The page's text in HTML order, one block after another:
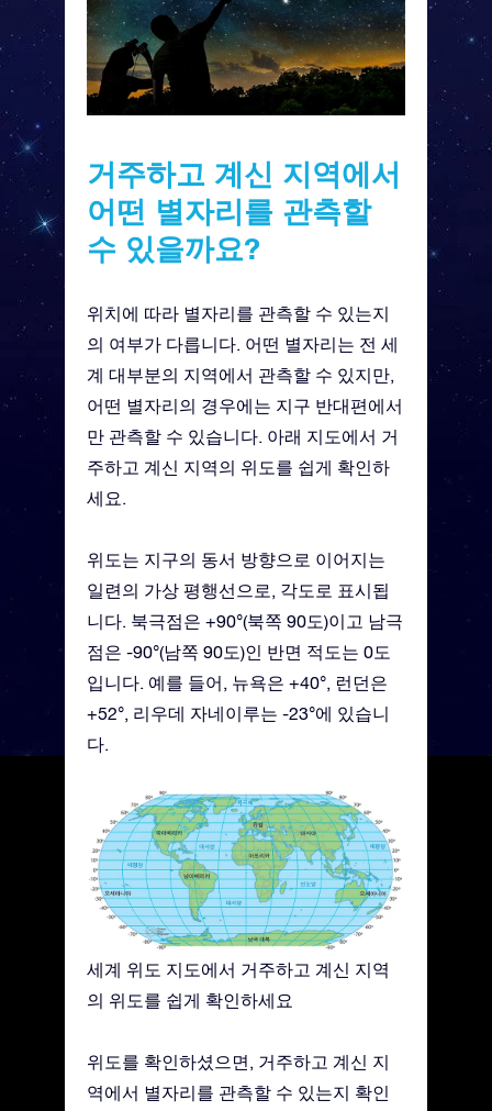
거주하고 계신 지역에서
어떤 별자리를 관측할
수 있을까요?
위치에 따라 별자리를 관측할 수 있는지
의 여부가 다릅니다. 어떤 별자리는 전 세
계 대부분의 지역에서 관측할 수 있지만,
어떤 별자리의 경우에는 지구 반대편에서
만 관측할 수 있습니다. 아래 지도에서 거
주하고 계신 지역의 위도를 쉽게 확인하
세요.
위도는 지구의 동서 방향으로 이어지는
일련의 가상 평행선으로, 각도로 표시됩
니다. 북극점은 +90°(북쪽 90도)이고 남극
점은 -90°(남쪽 90도)인 반면 적도는 0도
입니다. 예를 들어, 뉴욕은 +40°, 런던은
+52°, 리우데 자네이루는 -23°에 있습니
다.
세계 위도 지도에서 거주하고 계신 지역
의 위도를 쉽게 확인하세요
위도를 확인하셨으면, 거주하고 계신 지
역에서 별자리를 관측할 수 있는지 확인